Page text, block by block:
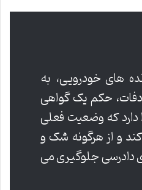
های خودرویی، به
حکم یک گواهی
دارد که وضعیت فعلی
و از هرگونه شک و
دادرسی جلوگیری می